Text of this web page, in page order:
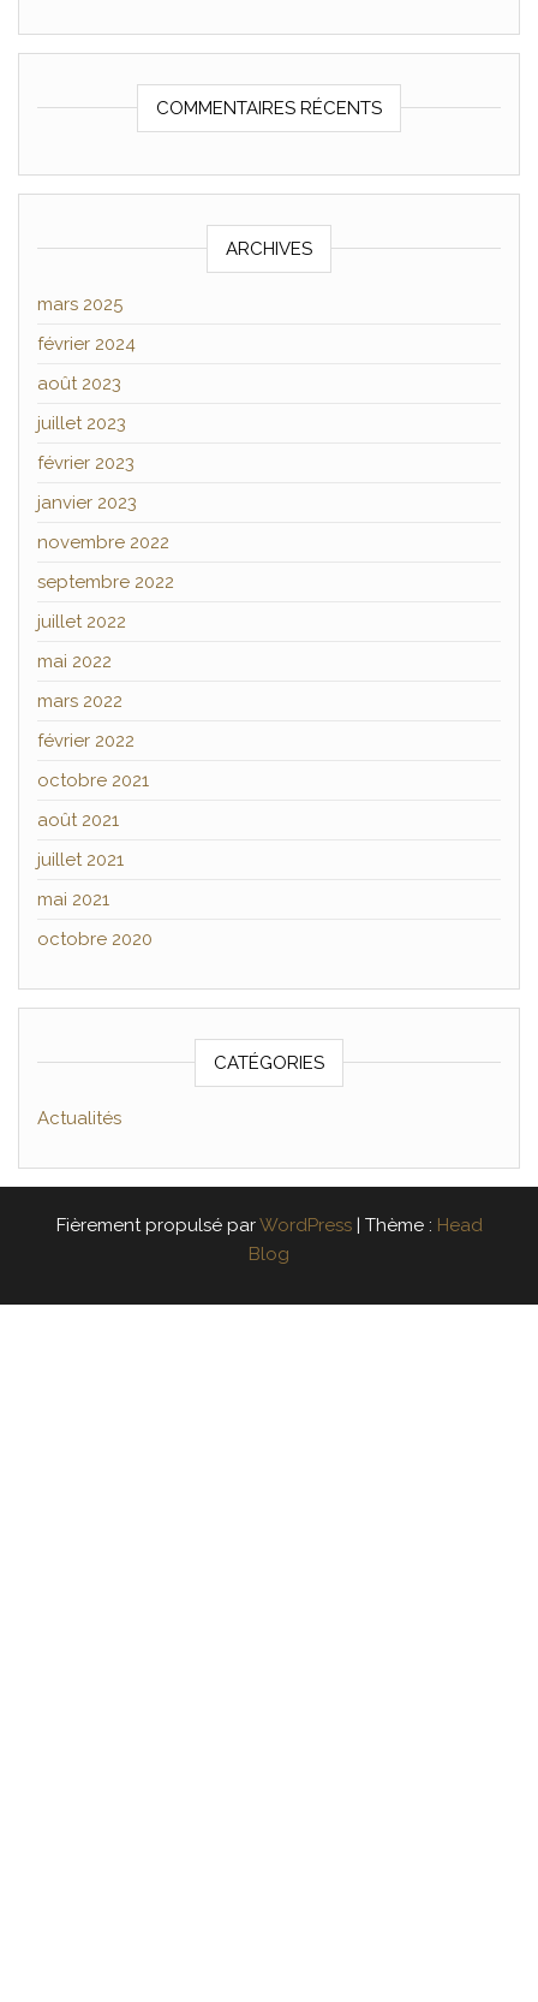
COMMENTAIRES RÉCENTS
ARCHIVES
mars 2025
février 2024
août 2023
juillet 2023
février 2023
janvier 2023
novembre 2022
septembre 2022
juillet 2022
mai 2022
mars 2022
février 2022
octobre 2021
août 2021
juillet 2021
mai 2021
octobre 2020
CATÉGORIES
Actualités
Fièrement propulsé parWordPress Thème : Head
Blog